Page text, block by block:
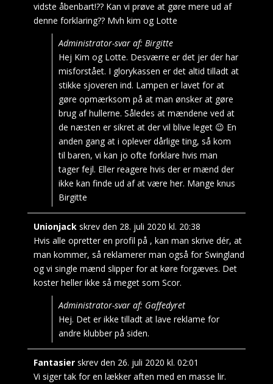
vidste åbenbart!?? Kan vi prøve at gøre mere ud af
denne forklaring?? Mvh kim og Lotte
Administrator-svar af: Birgitte
Hej Kim og Lotte. Desværre er det jer der har
misforstået. I glorykassen er det altid tilladt at
stikke sjoveren ind. Lampen er lavet for at
gøre opmærksom på at man ønsker at gøre
brug af hullerne. Således at mændene ved at
de næsten er sikret at der vil blive leget 😉 En
anden gang at i oplever dårlige ting, så kom
til baren, vi kan jo ofte forklare hvis man
tager fejl. Eller reagere hvis der er mænd der
ikke kan finde ud af at være her. Mange knus
Birgitte
Unionjack skrev den 28. juli 2020 kl. 20:38
Hvis alle opretter en profil på , kan man skrive dér, at
man kommer, så reklamerer man også for Swingland
og vi single mænd slipper for at køre forgæves. Det
koster heller ikke så meget som Scor.
Administrator-svar af: Gaffedyret
Hej. Det er ikke tilladt at lave reklame for
andre klubber på siden.
Fantasier skrev den 26. juli 2020 kl. 02:01
Vi siger tak for en lækker aften med en masse lir.